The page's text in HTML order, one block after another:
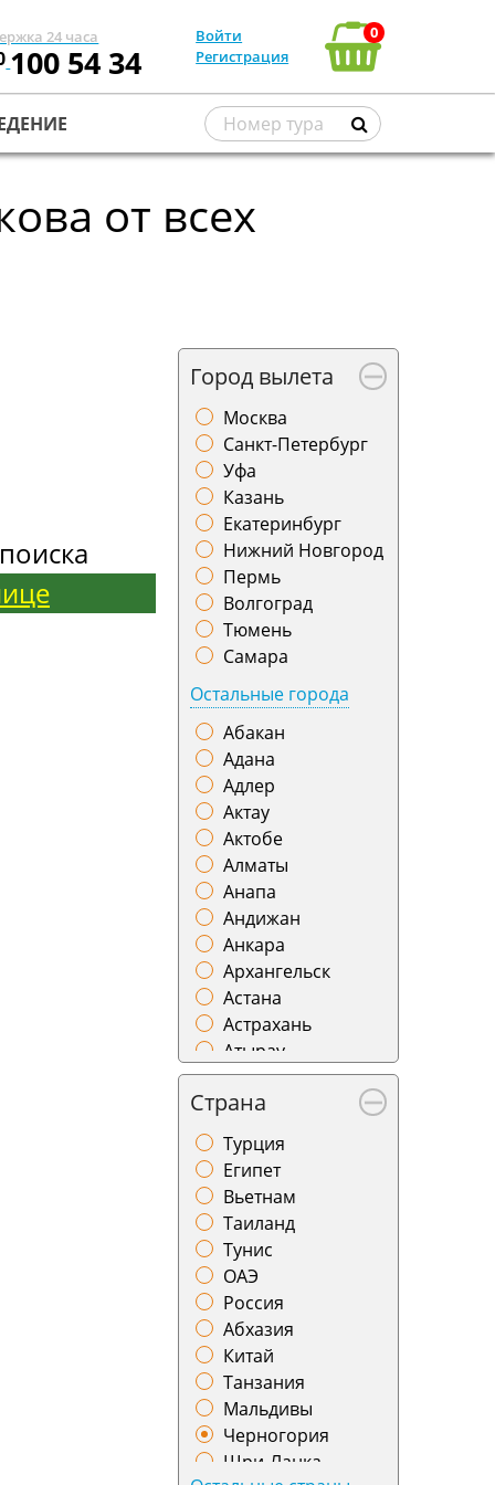
24 часа
100 54 34
Войти
Регистрация
0
от всех
Город вылета
Москва
Санкт-Петербург
Уфа
Казань
Екатеринбург
Нижний Новгород
Пермь
Волгоград
Тюмень
Самара
Остальные города
Абакан
Адана
Адлер
Актау
Актобе
Алматы
Анапа
Андижан
Анкара
Архангельск
Астана
Астрахань
Атырау
Баку
Барнаул
Бишкек
Благовещенск
Бодрум
Братск
Брест
Бугульма
Бухара
Варшава
Великий Устюг
Витебск
Владивосток
Владикавказ
Страна
Турция
Египет
Вьетнам
Таиланд
Тунис
ОАЭ
Россия
Абхазия
Китай
Танзания
Мальдивы
Черногория
Шри-Ланка